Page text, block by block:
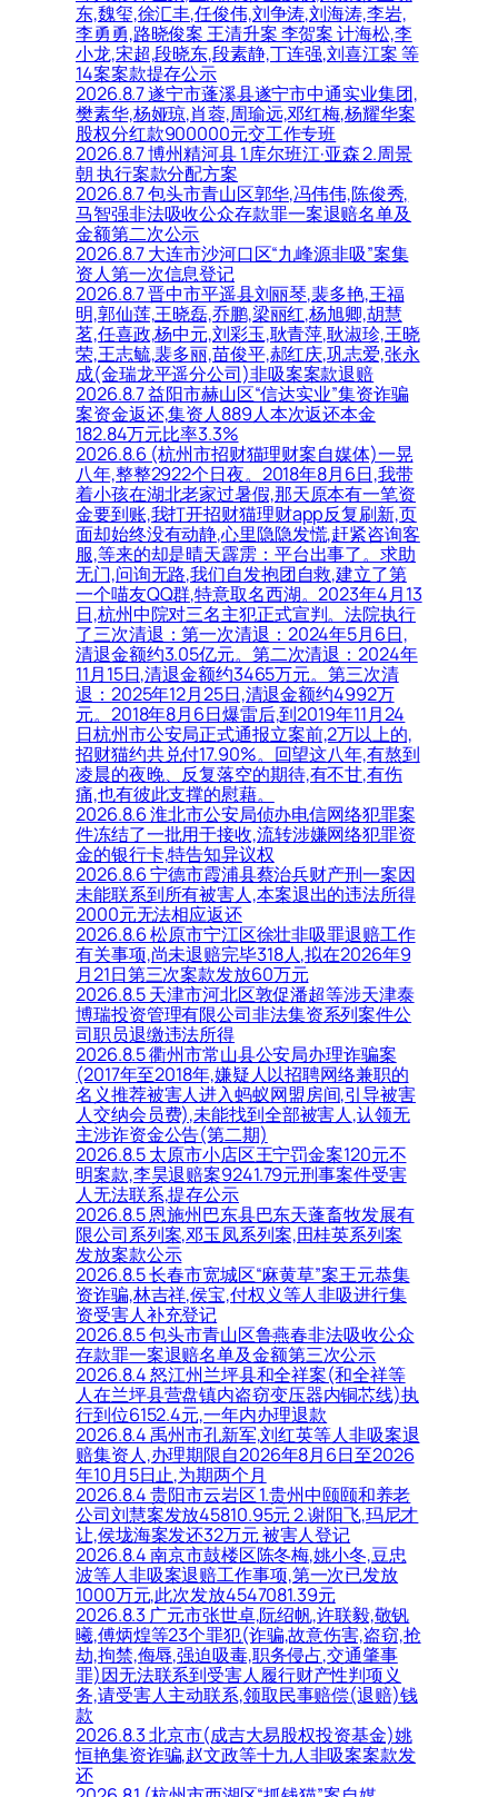
东,魏玺,徐汇丰,任俊伟,刘争涛,刘海涛,李岩,
李勇勇,路晓俊案 王清升案 李贺案 计海松,李
小龙,宋超,段晓东,段素静,丁连强,刘喜江案 等
14案案款提存公示
2026.8.7 遂宁市蓬溪县遂宁市中通实业集团,
樊素华,杨娅琼,肖蓉,周瑜远,邓红梅,杨耀华案
股权分红款900000元交工作专班
2026.8.7 博州精河县 1.库尔班江·亚森 2.周景
朝 执行案款分配方案
2026.8.7 包头市青山区郭华,冯伟伟,陈俊秀,
马智强非法吸收公众存款罪一案退赔名单及
金额第二次公示
2026.8.7 大连市沙河口区“九峰源非吸”案集
资人第一次信息登记
2026.8.7 晋中市平遥县刘丽琴,裴多艳,王福
明,郭仙莲,王晓磊,乔鹏,梁丽红,杨旭卿,胡慧
茗,任喜政,杨中元,刘彩玉,耿青萍,耿淑珍,王晓
荣,王志毓,裴多丽,苗俊平,郝红庆,巩志爱,张永
成(金瑞龙平遥分公司)非吸案案款退赔
2026.8.7 益阳市赫山区“信达实业”集资诈骗
案资金返还,集资人889人本次返还本金
182.84万元比率3.3%
2026.8.6 (杭州市招财猫理财案自媒体)一晃
八年,整整2922个日夜。2018年8月6日,我带
着小孩在湖北老家过暑假,那天原本有一笔资
金要到账,我打开招财猫理财app反复刷新,页
面却始终没有动静,心里隐隐发慌,赶紧咨询客
服,等来的却是晴天霹雳：平台出事了。求助
无门,问询无路,我们自发抱团自救,建立了第
一个喵友QQ群,特意取名西湖。2023年4月13
日,杭州中院对三名主犯正式宣判。法院执行
了三次清退：第一次清退：2024年5月6日,
清退金额约3.05亿元。第二次清退：2024年
11月15日,清退金额约3465万元。第三次清
退：2025年12月25日,清退金额约4992万
元。2018年8月6日爆雷后,到2019年11月24
日杭州市公安局正式通报立案前,2万以上的,
招财猫约共兑付17.90%。回望这八年,有熬到
凌晨的夜晚、反复落空的期待,有不甘,有伤
痛,也有彼此支撑的慰藉。
2026.8.6 淮北市公安局侦办电信网络犯罪案
件冻结了一批用于接收,流转涉嫌网络犯罪资
金的银行卡,特告知异议权
2026.8.6 宁德市霞浦县蔡治兵财产刑一案因
未能联系到所有被害人,本案退出的违法所得
2000元无法相应返还
2026.8.6 松原市宁江区徐壮非吸罪退赔工作
有关事项,尚未退赔完毕318人,拟在2026年9
月21日第三次案款发放60万元
2026.8.5 天津市河北区敦促潘超等涉天津泰
博瑞投资管理有限公司非法集资系列案件公
司职员退缴违法所得
2026.8.5 衢州市常山县公安局办理诈骗案
(2017年至2018年,嫌疑人以招聘网络兼职的
名义推荐被害人进入蚂蚁网盟房间,引导被害
人交纳会员费),未能找到全部被害人,认领无
主涉诈资金公告(第二期)
2026.8.5 太原市小店区王宁罚金案120元不
明案款,李昊退赔案9241.79元刑事案件受害
人无法联系,提存公示
2026.8.5 恩施州巴东县巴东天蓬畜牧发展有
限公司系列案,邓玉凤系列案,田桂英系列案
发放案款公示
2026.8.5 长春市宽城区“麻黄草”案王元恭集
资诈骗,林吉祥,侯宝,付权义等人非吸进行集
资受害人补充登记
2026.8.5 包头市青山区鲁燕春非法吸收公众
存款罪一案退赔名单及金额第三次公示
2026.8.4 怒江州兰坪县和全祥案(和全祥等
人在兰坪县营盘镇内盗窃变压器内铜芯线)执
行到位6152.4元,一年内办理退款
2026.8.4 禹州市孔新军,刘红英等人非吸案退
赔集资人,办理期限自2026年8月6日至2026
年10月5日止,为期两个月
2026.8.4 贵阳市云岩区 1.贵州中颐颐和养老
公司刘慧案发放45810.95元 2.谢阳飞,玛尼才
让,侯垅海案发还32万元 被害人登记
2026.8.4 南京市鼓楼区陈冬梅,姚小冬,豆忠
波等人非吸案退赔工作事项,第一次已发放
1000万元,此次发放4547081.39元
2026.8.3 广元市张世卓,阮绍帆,许联毅,敬钒
曦,傅炳煌等23个罪犯(诈骗,故意伤害,盗窃,抢
劫,拘禁,侮辱,强迫吸毒,职务侵占,交通肇事
罪)因无法联系到受害人履行财产性判项义
务,请受害人主动联系,领取民事赔偿(退赔)钱
款
2026.8.3 北京市(成吉大易股权投资基金)姚
恒艳集资诈骗,赵文政等十九人非吸案案款发
还